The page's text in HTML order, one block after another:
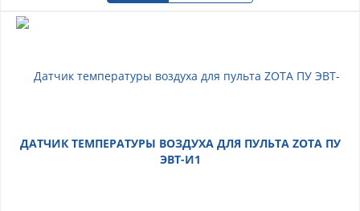
ДАТЧИК ТЕМПЕРАТУРЫ ВОЗДУХА ДЛЯ ПУЛЬТА ZOTA ПУ
ЭВТ-И1